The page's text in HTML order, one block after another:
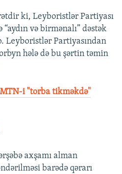
ki, Leyboristlər Partiyası
və birmənalı” dəstək
Leyboristlər Partiyasından
hələ də bu şərtin təmin
i "torba tikməkdə"
axşamı alman
barədə qərarı